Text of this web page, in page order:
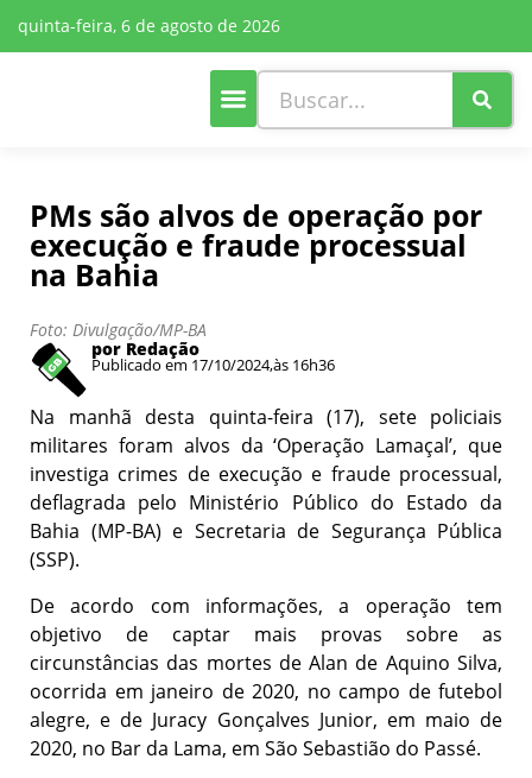
quinta-feira, 6 de agosto de 2026
PMs são alvos de operação por
execução e fraude processual
na Bahia
Foto: Divulgação/MP-BA
por Redação
Publicado em 17/10/2024,às 16h36
Na manhã desta quinta-feira (17), sete policiais
militares foram alvos da ‘Operação Lamaçal’, que
investiga crimes de execução e fraude processual,
deflagrada pelo Ministério Público do Estado da
Bahia (MP-BA) e Secretaria de Segurança Pública
(SSP).
De acordo com informações, a operação tem
objetivo de captar mais provas sobre as
circunstâncias das mortes de Alan de Aquino Silva,
ocorrida em janeiro de 2020, no campo de futebol
alegre, e de Juracy Gonçalves Junior, em maio de
2020, no Bar da Lama, em São Sebastião do Passé.